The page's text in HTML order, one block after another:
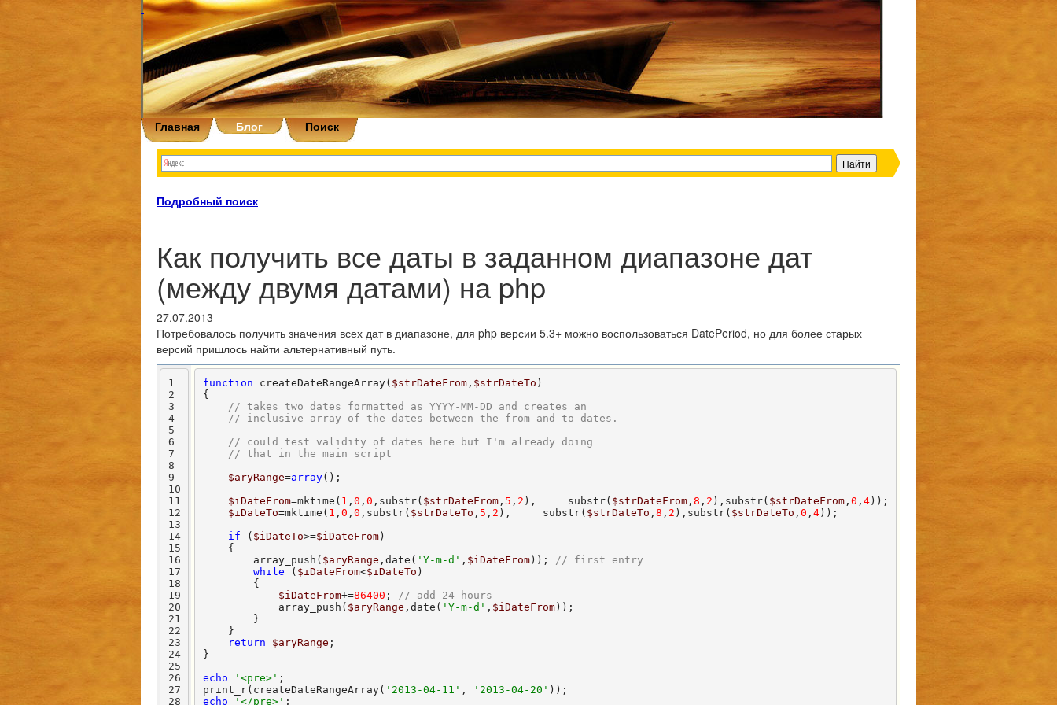
Главная Блог Поиск
Подробный поиск
Как получить все даты в заданном диапазоне дат
(между двумя датами) на php
27.07.2013
Потребовалось получить значения всех дат в диапазоне, для php версии 5.3+ можно воспользоваться DatePeriod, но для более старых
версий пришлось найти альтернативный путь.
1
2
3
4
5
6
7
8
9
10
11
12
13
14
15
16
17
18
19
20
21
22
23
24
25
26
27
28
function createDateRangeArray( $strDateFrom, $strDateTo )
{
// takes two dates formatted as YYYY-MM-DD and creates an
// inclusive array of the dates between the from and to dates.
// could test validity of dates here but I'm already doing
// that in the main script
$aryRange=array();
$iDateFrom=mktime( 1 , 0 , 0 ,substr( $strDateFrom, 5 , 2 ),     substr( $strDateFrom, 8 , 2 ),substr( $strDateFrom, 0 , 4));
$iDateTo=mktime( 1 , 0 , 0 ,substr( $strDateTo , 5 , 2 ),     substr( $strDateTo , 8 , 2 ),substr( $strDateTo , 0 , 4));
if ( $iDateTo>=$iDateFrom)
    {
        array_push(
$aryRange ,date( 'Y-m-d' , $iDateFrom));
// first entry
while ( $iDateFrom<$iDateTo )
        {
$iDateFrom+=86400 ;
// add 24 hours
            array_push(
$aryRange ,date( 'Y-m-d' , $iDateFrom));
        }
    }
return
$aryRange ;
}
echo
'<pre>' ;
print_r(createDateRangeArray( '2013-04-11' , '2013-04-20'
echo
'</pre>' ;